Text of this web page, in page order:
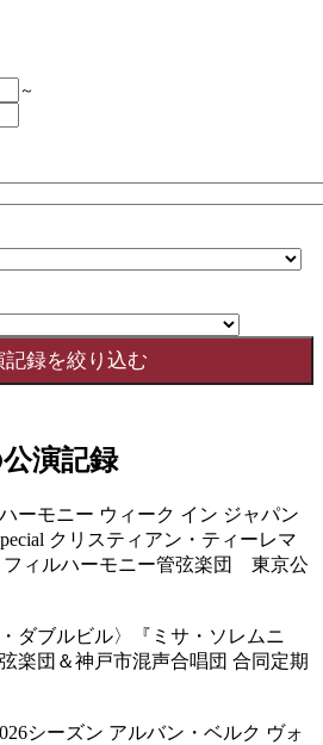
～
演記録
ーモニー ウィーク イン ジャパン
クリスティアン・ティーレマ
フィルハーモニー管弦楽団 東京公
ダブルビル〉『ミサ・ソレムニ
楽団＆神戸市混声合唱団 合同定期
シーズン アルバン・ベルク ヴォ